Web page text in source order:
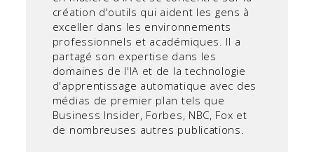
création d'outils qui aident les gens à
exceller dans les environnements
professionnels et académiques. Il a
partagé son expertise dans les
domaines de l'IA et de la technologie
d'apprentissage automatique avec des
médias de premier plan tels que
Business Insider, Forbes, NBC, Fox et
de nombreuses autres publications.